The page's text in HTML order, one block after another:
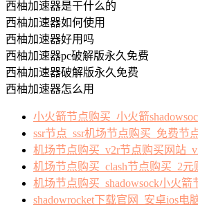
西柚加速器是干什么的
西柚加速器如何使用
西柚加速器好用吗
西柚加速器pc破解版永久免费
西柚加速器破解版永久免费
西柚加速器怎么用
小火箭节点购买_小火箭
ssr节点_ssr机场节点购买_免费节
机场节点购买_v2r节点购买网站
机场节点购买_clash节点购买_2
机场节点购买_shadowsock小火箭
shadowrocket下载官网_安卓ios电